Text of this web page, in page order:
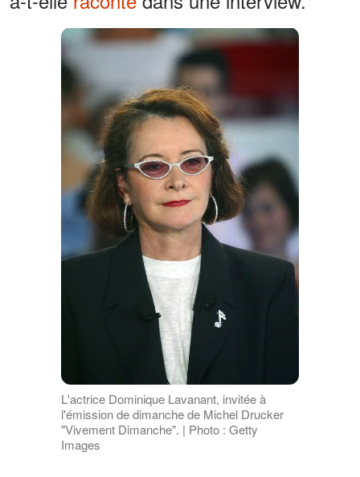
L'actrice Dominique Lavanant, invitée à
l'émission de dimanche de Michel Drucker
"Vivement Dimanche". | Photo : Getty
Images